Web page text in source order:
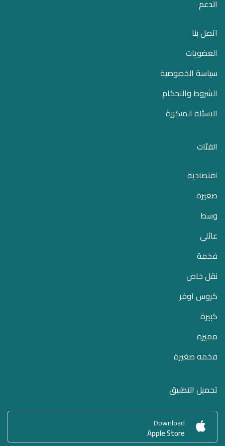
الدعم
اتصل بنا
العضويات
سياسة الخصوصية
الشروط والاحكام
الاسئلة المتكررة
الفئات
اقتصادية
صغيرة
وسط
عائلي
فخمة
نقل خاص
كروس اوفر
كبيرة
مميزة
فخمه صغيرة
تحميل التطبيق
Download
Apple Store